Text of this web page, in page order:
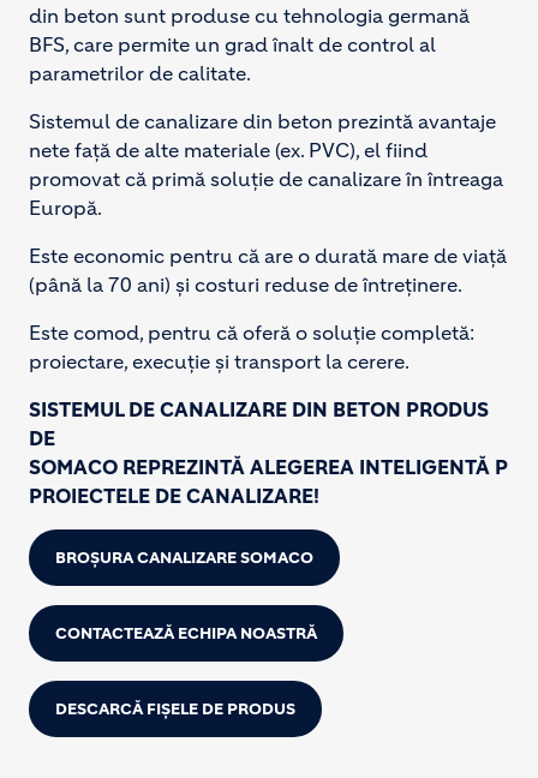
din beton sunt produse cu tehnologia germană
BFS, care permite un grad înalt de control al
parametrilor de calitate.
Sistemul de canalizare din beton prezintă avantaje
nete față de alte materiale (ex. PVC), el fiind
promovat că primă soluție de canalizare în întreaga
Europă.
Este economic pentru că are o durată mare de viață
(până la 70 ani) și costuri reduse de întreținere.
Este comod, pentru că oferă o soluție completă:
proiectare, execuție și transport la cerere.
SISTEMULDE CANALIZARE DIN BETON PRODUS
DE
SOMACO REPREZINTĂ ALEGEREA INTELIGENTĂ
PROIECTELE DE CANALIZARE!
BROȘURA CANALIZARE SOMACO
CONTACTEAZĂ ECHIPA NOASTRĂ
DESCARCĂ FIȘELE DE PRODUS